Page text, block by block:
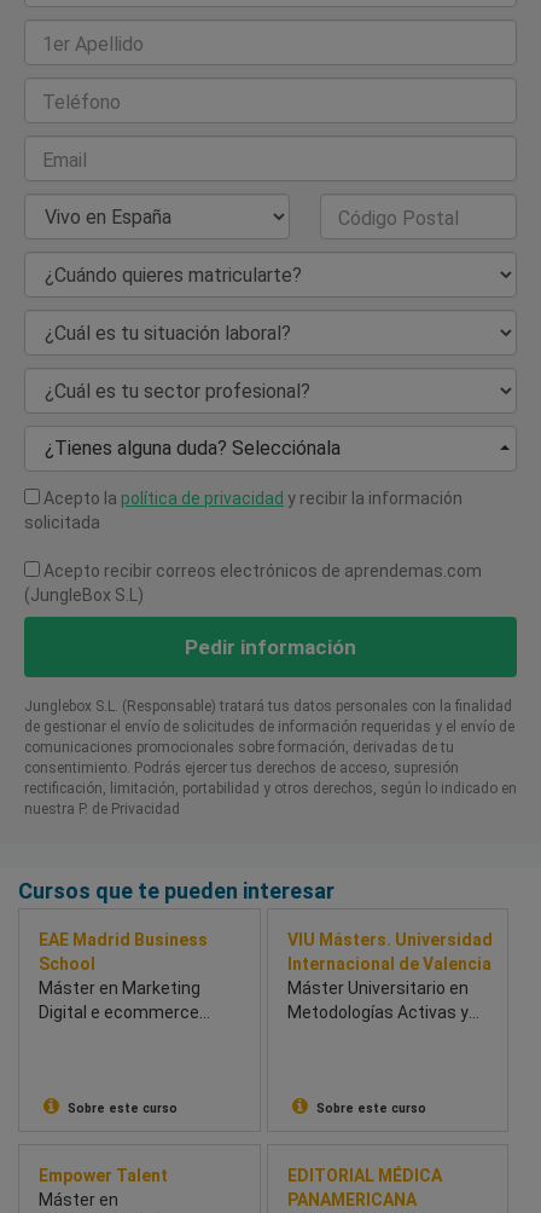
1er Apellido
Teléfono
Email
País de Residencia Código Postal
¿Cuándo quieres matricularte?
¿Cuál es tu situación laboral?
¿Cuál es tu sector profesional?
¿Tienes alguna duda? Selecciónala
Acepto la política de privacidad y recibir la información
solicitada
Acepto recibir correos electrónicos de aprendemas.com
(JungleBox S.L)
Pedir información
Junglebox S.L. (Responsable) tratará tus datos personales con la finalidad
de gestionar el envío de solicitudes de información requeridas y el envío de
comunicaciones promocionales sobre formación, derivadas de tu
consentimiento. Podrás ejercer tus derechos de acceso, supresión
rectificación, limitación, portabilidad y otros derechos, según lo indicado en
nuestra P. de Privacidad​
Cursos que te pueden interesar
EAE Madrid Business
School
Máster en Marketing
Digital e ecommerce
Sobre este curso
VIU Másters. Universidad
Internacional de Valencia
Máster Universitario en
Metodologías Activas y
Sobre este curso
Empower Talent
Máster en
EDITORIAL MÉDICA
PANAMERICANA